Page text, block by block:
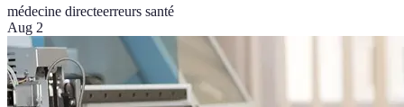
médecine directeerreurs santé
Aug 2